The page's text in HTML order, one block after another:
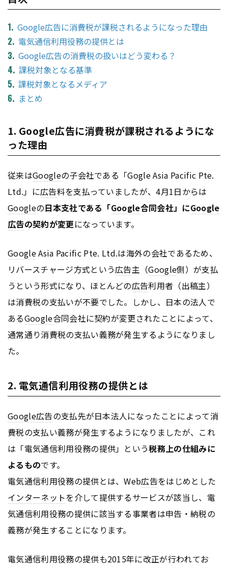
Google広告に消費税が課税されるようになった理由
電気通信利用役務の提供とは
Google広告の消費税の扱いはどう変わる？
課税対象となる基準
課税対象となるメディア
まとめ
1. Google広告に消費税が課税されるようにな
った理由
従来はGoogleの子会社である「Gogle Asia Pacific Pte.
Ltd.」に広告料を支払っていましたが、4月1日からは
Googleの日本支社である「Google合同会社」 にGoogle
広告の契約が変更になっています。
GoogleAsia Pacific Pte. Ltd.は海外の会社であるため、
リバースチャージ方式という広告主（Google側）が支払
うという形式になり、ほとんどの広告利用者（出稿主）
は消費税の支払いが不要でした。しかし、日本の法人で
あるGoogle合同会社に契約が変更されたことによって、
通常通り消費税の支払い義務が発生するようになりまし
た。
2. 電気通信利用役務の提供とは
Google広告の支払先が日本法人になったことによって消
費税の支払い義務が発生するようになりましたが、これ
は「電気通信利用役務の提供」という税務上の仕組みに
よるものです。
電気通信利用役務の提供とは、Web広告をはじめとした
インターネットを介して提供するサービスが該当し、電
気通信利用役務の提供に該当する事業者は申告・納税の
義務が発生することになります。
電気通信利用役務の提供も2015年に改正が行われてお